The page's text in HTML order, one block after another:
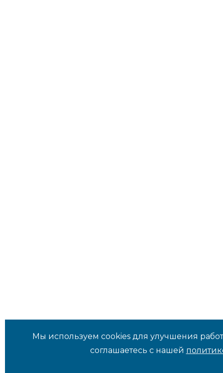
Мы используем cookies для улучшения
соглашаетесь с нашей